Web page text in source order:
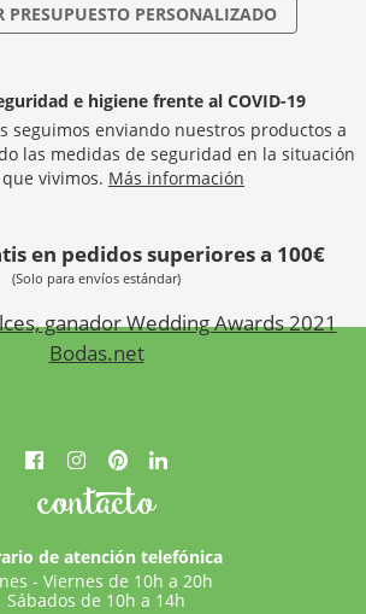
PRESUPUESTO PERSONALIZADO
e higiene frente al COVID-19
seguimos enviando nuestros productos a
las medidas de seguridad en la situación
vivimos. Más información
en pedidos superiores a 100€
(Solo para envíos estándar)
contacto
de atención telefónica
- Viernes de 10h a 20h
Sábados de 10h a 14h